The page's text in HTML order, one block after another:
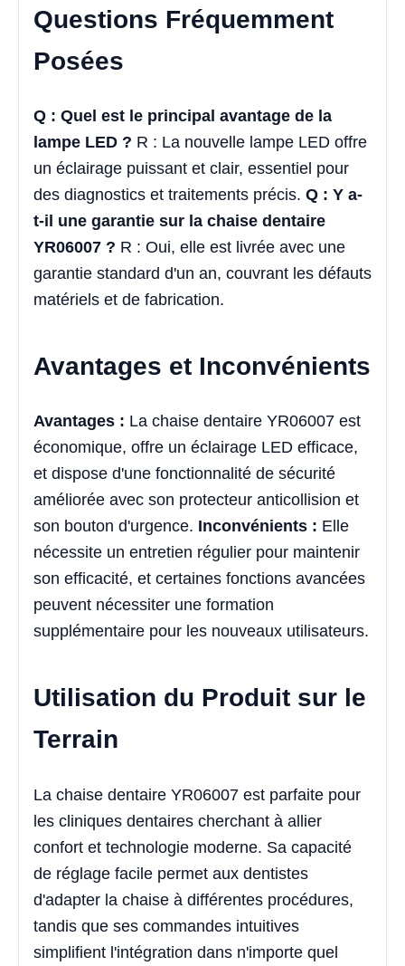
Questions Fréquemment
Posées
Q : Quel est le principal avantage de la
lampe LED ? R : La nouvelle lampe LED offre
un éclairage puissant et clair, essentiel pour
des diagnostics et traitements précis. Q : Y a-
t-il une garantie sur la chaise dentaire
YR06007 ? R : Oui, elle est livrée avec une
garantie standard d'un an, couvrant les défauts
matériels et de fabrication.
Avantages et Inconvénients
Avantages : La chaise dentaire YR06007 est
économique, offre un éclairage LED efficace,
et dispose d'une fonctionnalité de sécurité
améliorée avec son protecteur anticollision et
son bouton d'urgence. Inconvénients : Elle
nécessite un entretien régulier pour maintenir
son efficacité, et certaines fonctions avancées
peuvent nécessiter une formation
supplémentaire pour les nouveaux utilisateurs.
Utilisation du Produit sur le
Terrain
La chaise dentaire YR06007 est parfaite pour
les cliniques dentaires cherchant à allier
confort et technologie moderne. Sa capacité
de réglage facile permet aux dentistes
d'adapter la chaise à différentes procédures,
tandis que ses commandes intuitives
simplifient l'intégration dans n'importe quel